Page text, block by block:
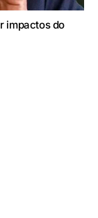
impactos do